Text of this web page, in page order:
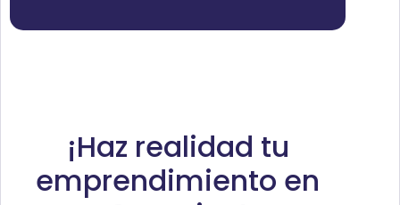
¡Haz realidad tu
emprendimiento en